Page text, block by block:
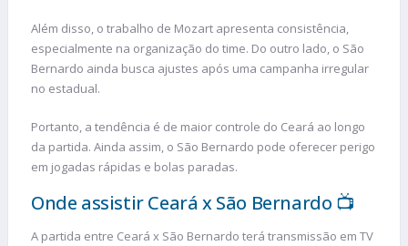
Além disso, o trabalho de Mozart apresenta consistência,
especialmente na organização do time. Do outro lado, o São
Bernardo ainda busca ajustes após uma campanha irregular
no estadual.
Portanto, a tendência é de maior controle do Ceará ao longo
da partida. Ainda assim, o São Bernardo pode oferecer perigo
em jogadas rápidas e bolas paradas.
Onde assistir Ceará x São Bernardo 📺
A partida entre Ceará x São Bernardo terá transmissão em TV